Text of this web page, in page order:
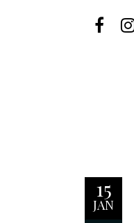
15
JAN